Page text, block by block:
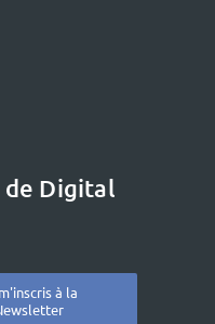
de Digital
à la en